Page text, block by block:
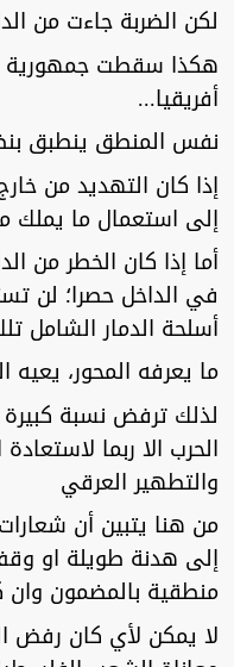
لكن الضربة جاءت من
هكذا سقطت جمهورية
أفريقيا...
نفس المنطق ينطبق
إذا كان التهديد من
إلى استعمال ما يملك
أما إذا كان الخطر من
في الداخل حصرا؛ لن
أسلحة الدمار الشامل
ما يعرفه المحور، يعيه
لذلك ترفض نسبة
الحرب الا ربما
والتطهير العرقي
من هنا يتبين أن
إلى هدنة طويلة او
منطقية بالمضمون وان
لا يمكن لأي كان